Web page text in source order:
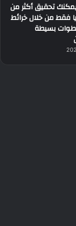
تحقيق أكثر من
فقط من خلال خرائط
بسيطة